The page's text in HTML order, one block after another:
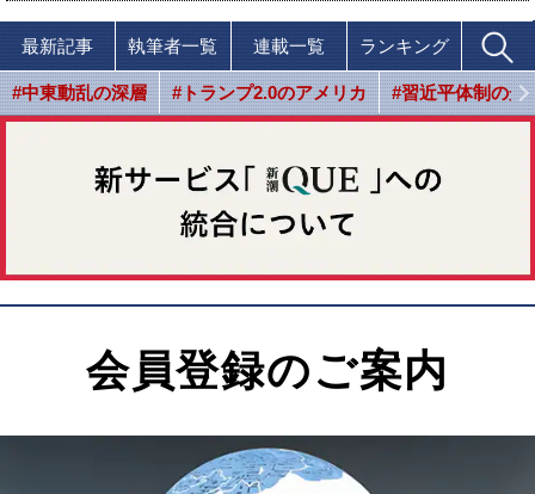
最新記事 執筆者一覧 連載一覧 ランキング
#中東動乱の深層 #トランプ2.0のアメリカ #習近平体制の光
会員登録のご案内